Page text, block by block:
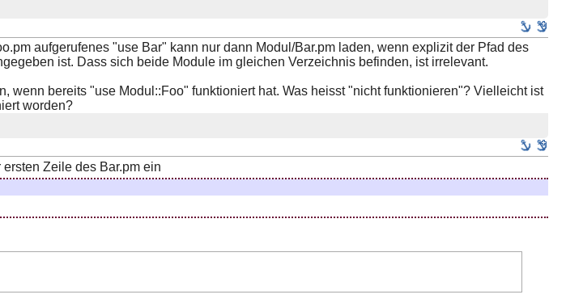
aufgerufenes "use Bar" kann nur dann Modul/Bar.pm laden, wenn explizit der Pfad des
ist. Dass sich beide Module im gleichen Verzeichnis befinden, ist irrelevant.
wenn bereits "use Modul::Foo" funktioniert hat. Was heisst "nicht funktionieren"? Vielleicht ist
worden?
Zeile des Bar.pm ein